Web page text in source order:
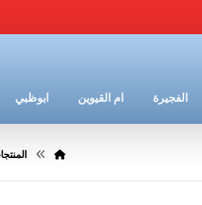
الفجيرة ام القيوين ابوظبي